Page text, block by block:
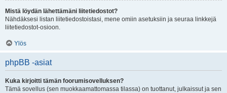
Mistä löydän lähettämäni liitetiedostot?
Nähdäksesi listan liitetiedostoistasi, mene omiin asetuksiin ja seuraa linkkejä
liitetiedostot-osioon.
Ylös
phpBB -asiat
Kuka kirjoitti tämän foorumisovelluksen?
Tämä sovellus (sen muokkaamattomassa tilassa) on tuottanut, julkaissut ja sen